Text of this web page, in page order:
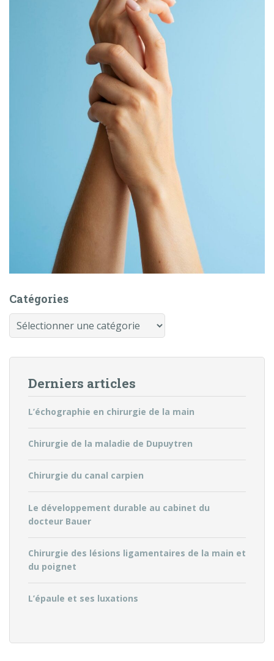
Catégories
Catégories
Derniers articles
L’échographie en chirurgie de la main
Chirurgie de la maladie de Dupuytren
Chirurgie du canal carpien
Le développement durable au cabinet du
docteur Bauer
Chirurgie des lésions ligamentaires de la main et
du poignet
L’épaule et ses luxations